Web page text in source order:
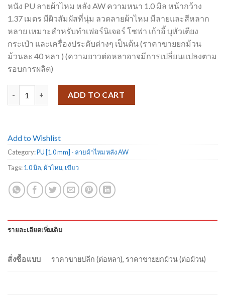
หนัง PU ลายผ้าไหม หลัง AW ความหนา 1.0 มิล หน้ากว้าง
1.37 เมตร มีผิวสัมผัสที่นุ่ม ลวดลายผ้าไหม มีลายและสีหลาก
หลาย เหมาะสำหรับทำเฟอร์นิเจอร์ โซฟา เก้าอี้ บุหัวเตียง
กระเป๋า และเครื่องประดับต่างๆ เป็นต้น (ราคาขายยกม้วน
ม้วนละ 40 หลา ) (ความยาวต่อหลาอาจมีการเปลี่ยนแปลงตาม
รอบการผลิต)
PU ลายผ้าไหม หลัง AW-33 quantity
ADD TO CART
Add to Wishlist
Category:PU [1.0 mm] - ลายผ้าไหม หลัง AW
Tags:1.0 มิล,ผ้าไหม, เขียว
รายละเอียดเพิ่มเติม
สั่งซื้อแบบ ราคาขายปลีก (ต่อหลา), ราคาขายยกม้วน (ต่อม้วน)